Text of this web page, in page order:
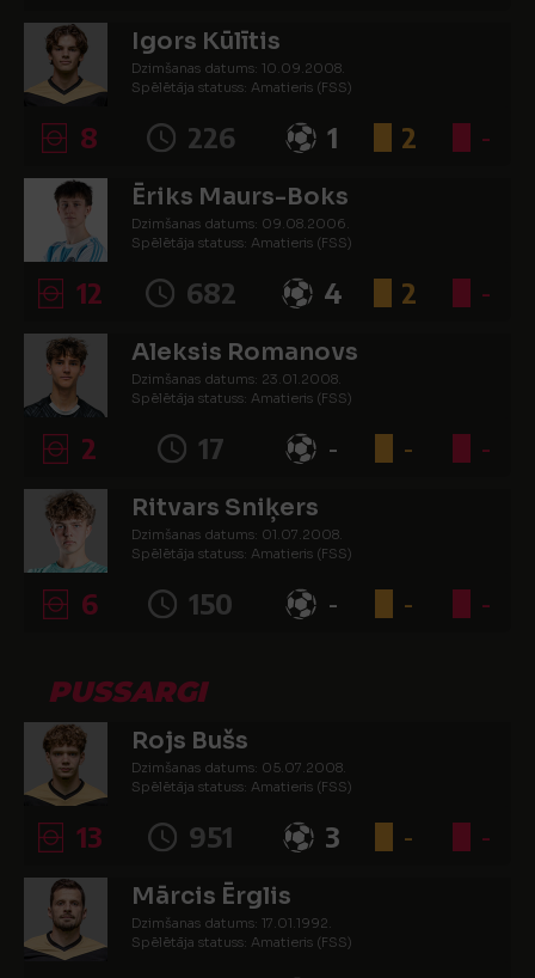
Igors Kūlītis
Dzimšanas datums: 10.09.2008.
Spēlētāja statuss: Amatieris (FSS)
8 226 1 2 -
Ēriks Maurs-Boks
Dzimšanas datums: 09.08.2006.
Spēlētāja statuss: Amatieris (FSS)
12 682 4 2 -
Aleksis Romanovs
Dzimšanas datums: 23.01.2008.
Spēlētāja statuss: Amatieris (FSS)
2 17 - - -
Ritvars Sniķers
Dzimšanas datums: 01.07.2008.
Spēlētāja statuss: Amatieris (FSS)
6 150 - - -
PUSSARGI
Rojs Bušs
Dzimšanas datums: 05.07.2008.
Spēlētāja statuss: Amatieris (FSS)
13 951 3 - -
Mārcis Ērglis
Dzimšanas datums: 17.01.1992.
Spēlētāja statuss: Amatieris (FSS)